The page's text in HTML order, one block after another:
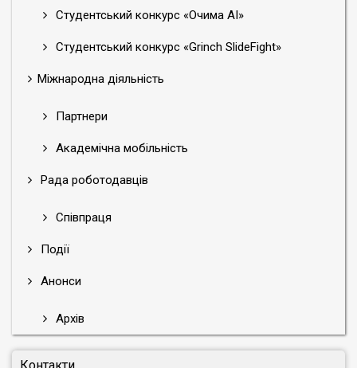
Студентський конкурс «Очима АІ»
Студентський конкурс «Grinch SlideFight»
Міжнародна діяльність
Партнери
Академічна мобільність
Рада роботодавців
Співпраця
Події
Анонси
Архів